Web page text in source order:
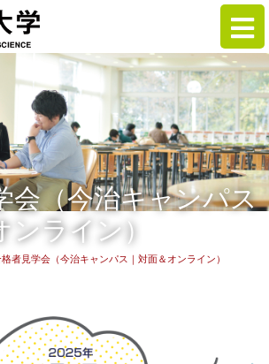
会（今治キャンパス
ンライン）
者見学会（今治キャンパス｜対面＆オンライン）